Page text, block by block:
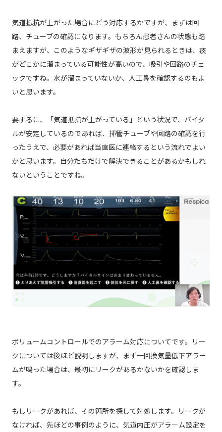
気道抵抗が上がった場合にどう対応するかですが、まずは回
路、チューブの確認になります。もちろん患者さんの状態も踏
まえますが、このようなギザギザの波形が見られるときは、痰
がどこかに溜まっている可能性が高いので、吸引や回路のチェ
ックですね。水が溜まっていないか、人工鼻を確認するのもよ
いと思います。
要するに、「気道抵抗が上がっている」という状況で、バイタ
ルが安定しているのであれば、挿管チューブや回路の確認を行
ったうえで、必要があれば当直医に連絡するという流れでよい
かと思います。自分たちだけで解決できることがあるかもしれ
ないということですね。
ボリュームコントロールでのアラーム対応についてです。リー
クについては後ほど説明しますが、まず一回換気量低下アラー
ムが鳴った場合は、最初にリークがあるかないかを確認しま
す。
もしリークがあれば、その箇所を探して対処します。リークが
なければ、先ほどの事例のように、気道内圧がアラーム設定を